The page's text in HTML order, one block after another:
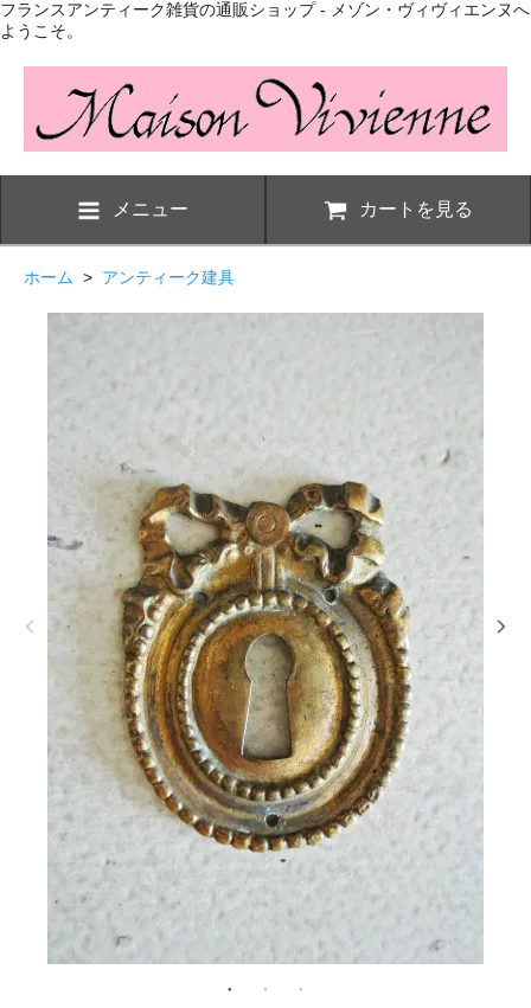
フランスアンティーク雑貨の通販ショップ - メゾン・ヴィヴィエンヌへ
ようこそ。
メニュー カートを見る
ホーム > アンティーク建具